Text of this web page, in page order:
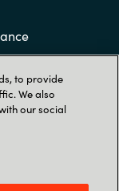
to provide
We also
our social